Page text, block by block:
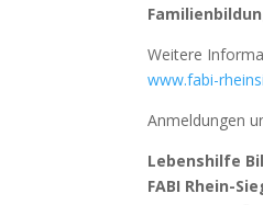
Weitere
www.fabi-
Anmeldungen
Lebenshilfe
FABI Rhein-